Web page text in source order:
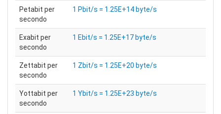
Petabit per
secondo
1 Pbit/s = 1.25E+14 byte/s
Exabit per
secondo
1 Ebit/s = 1.25E+17 byte/s
Zettabit per
secondo
1 Zbit/s = 1.25E+20 byte/s
Yottabit per
secondo
1 Ybit/s = 1.25E+23 byte/s